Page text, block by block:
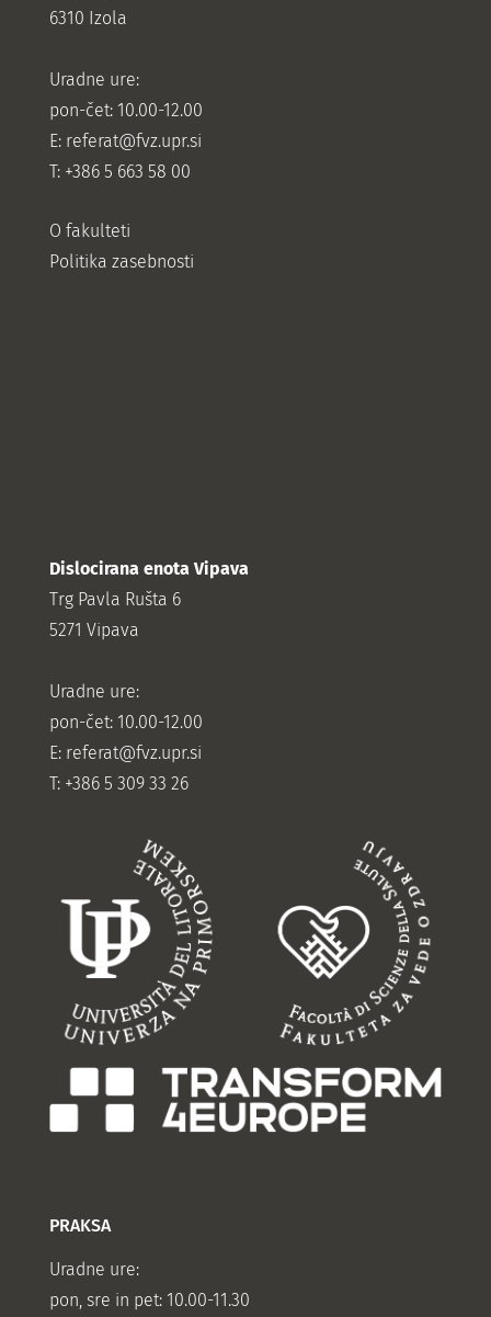
6310 Izola
Uradne ure:
pon-čet: 10.00-12.00
E: referat@fvz.upr.si
T: +386 5 663 58 00
O fakulteti
Politika zasebnosti
Dislocirana enota Vipava
Trg Pavla Rušta 6
5271 Vipava
Uradne ure:
pon-čet: 10.00-12.00
E: referat@fvz.upr.si
T: +386 5 309 33 26
PRAKSA
Uradne ure:
pon, sre in pet: 10.00-11.30